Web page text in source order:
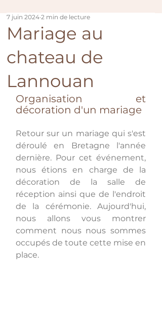
Mariage au
chateau de
Lannouan
7 juin 2024 2 min de lecture
Organisation et
décoration d'un mariage
Retour sur un mariage qui s'est
déroulé en Bretagne l'année
dernière. Pour cet événement,
nous étions en charge de la
décoration de la salle de
réception ainsi que de l'endroit
de la cérémonie. Aujourd'hui,
nous allons vous montrer
comment nous nous sommes
occupés de toute cette mise en
place.